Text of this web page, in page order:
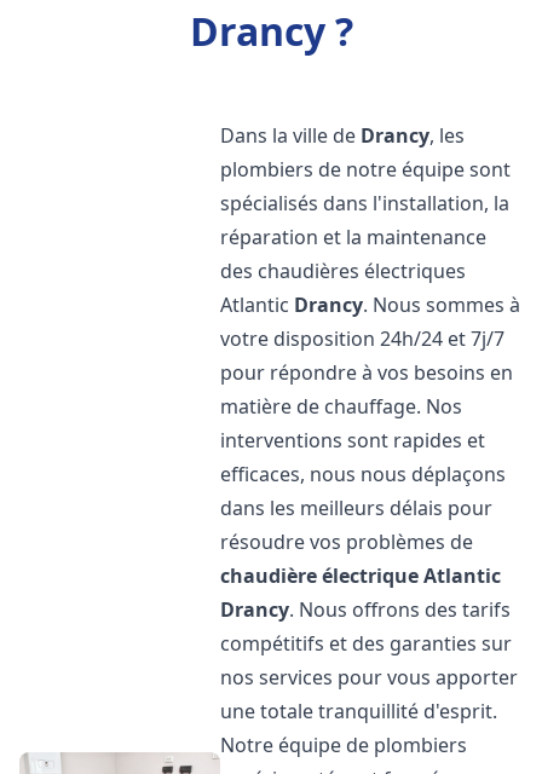
Drancy ?
Dans la ville de Drancy, les
plombiers de notre équipe sont
spécialisés dans l'installation, la
réparation et la maintenance
des chaudières électriques
Atlantic Drancy. Nous sommes à
votre disposition 24h/24 et 7j/7
pour répondre à vos besoins en
matière de chauffage. Nos
interventions sont rapides et
efficaces, nous nous déplaçons
dans les meilleurs délais pour
résoudre vos problèmes de
chaudière électrique Atlantic
Drancy. Nous offrons des tarifs
compétitifs et des garanties sur
nos services pour vous apporter
une totale tranquillité d'esprit.
Notre équipe de plombiers